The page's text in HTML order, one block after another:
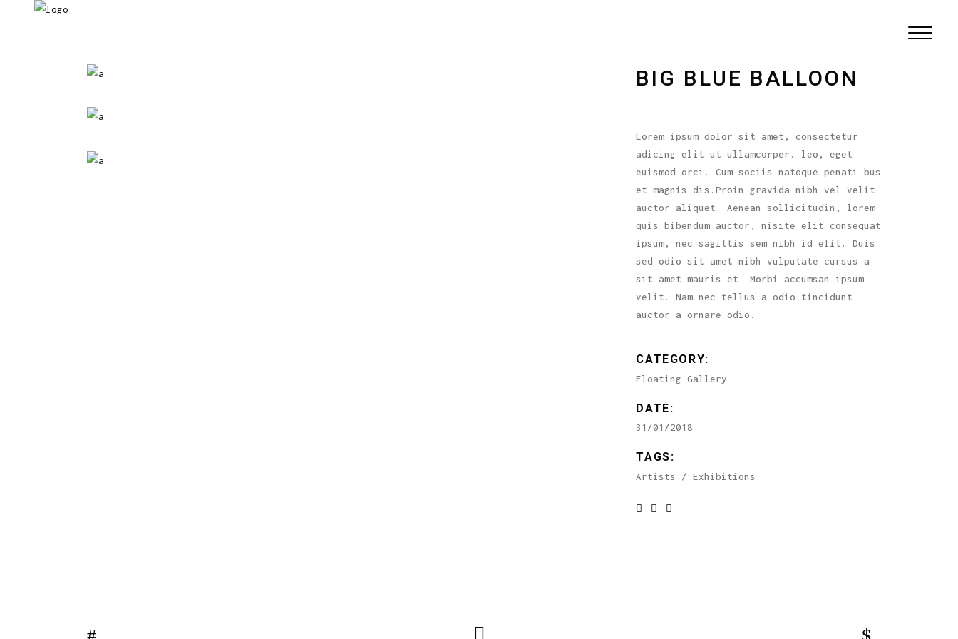
BIG BLUE BALLOON
Lorem ipsum dolor sit amet, consectetur
adicing elit ut ullamcorper. leo, eget
euismod orci. Cum sociis natoque penati bus
et magnis dis.Proin gravida nibh vel velit
auctor aliquet. Aenean sollicitudin, lorem
quis bibendum auctor, nisite elit consequat
ipsum, nec sagittis sem nibh id elit. Duis
sed odio sit amet nibh vulputate cursus a
sit amet mauris et. Morbi accumsan ipsum
velit. Nam nec tellus a odio tincidunt
auctor a ornare odio.
CATEGORY:
Floating Gallery
DATE:
31/01/2018
TAGS:
Artists Exhibitions